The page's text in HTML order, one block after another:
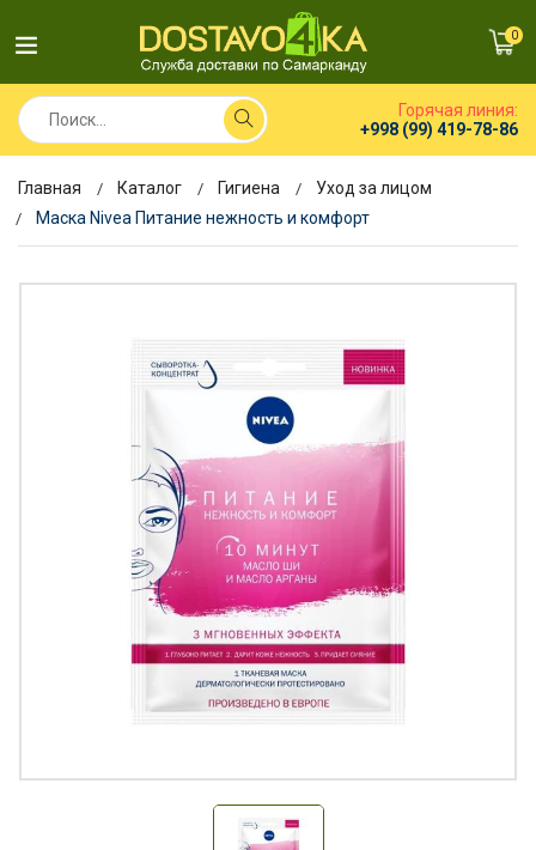
0
Горячая линия:
+998 (99) 419-78-86
Главная Каталог Гигиена
Уход за лицом
Маска Nivea Питание нежность и комфорт